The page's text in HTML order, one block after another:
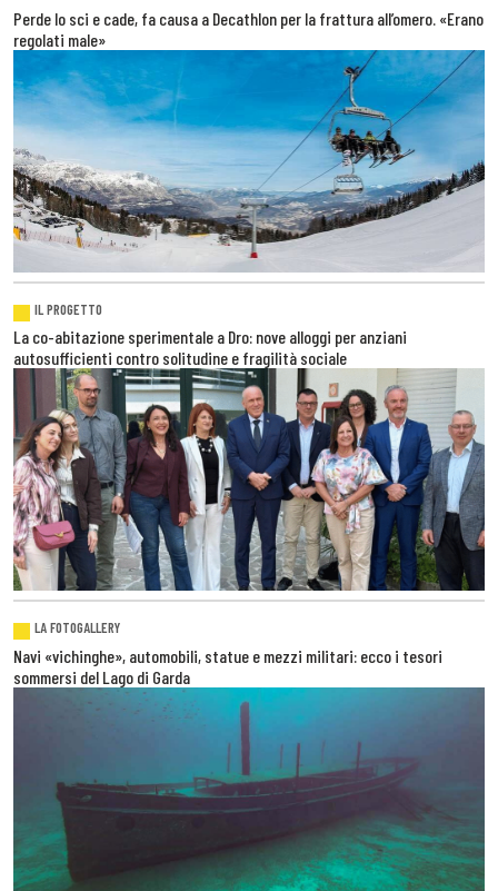
Perde lo sci e cade, fa causa a Decathlon per la frattura all’omero. «Erano
regolati male»
IL PROGETTO
La co-abitazione sperimentale a Dro: nove alloggi per anziani
autosufficienti contro solitudine e fragilità sociale
LA FOTOGALLERY
Navi «vichinghe», automobili, statue e mezzi militari: ecco i tesori
sommersi del Lago di Garda